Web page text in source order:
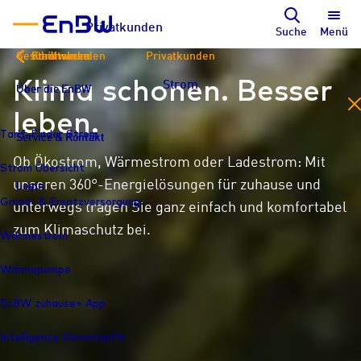
Privatkunden Suche Menü
Privatkunden
Strom
Tarif-Finder Strom
Strom Übersicht
Grund- & Ersatzversorgung
Wärmestrom
Wärmepumpe
EnBW zuhause+ App
Intelligente Stromtarife
Geschäftskunden
Über die EnBW
Service & Kontakt
Login
Stadtwerke
Über die EnBW
Service & Kontakt
Login
Kommunen
Über die EnBW
Service & Kontakt
Login
Klima schonen. Besser
leben.
Ob Ökostrom, Wärmestrom oder Ladestrom: Mit
unseren 360°-Energielösungen für zuhause und
unterwegs tragen Sie ganz einfach und komfortabel
zum Klimaschutz bei.